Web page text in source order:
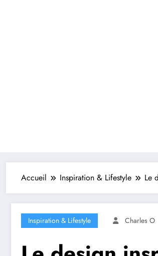
Accueil Inspiration & Lifestyle Le
Inspiration & Lifestyle Charles O